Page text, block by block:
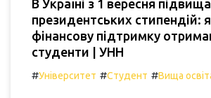
В Україні з 1 вересня
президентських стипендій:
фінансову підтримку
студенти | УНН
#Університет #Студент #Вища